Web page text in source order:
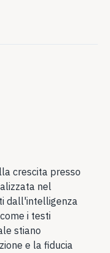
crescita presso
nel
dall'intelligenza
i testi
stiano
e la fiducia